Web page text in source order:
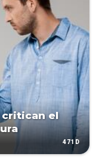
critican el
471D